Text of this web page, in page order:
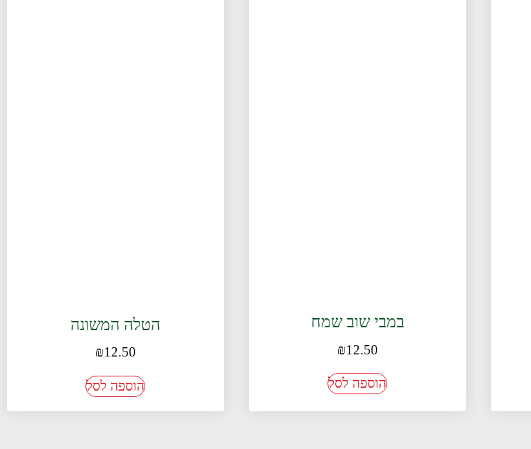
במבי שוב שמח
₪12.50
הוספה לסל
הטלה המשונה
₪12.50
הוספה לסל